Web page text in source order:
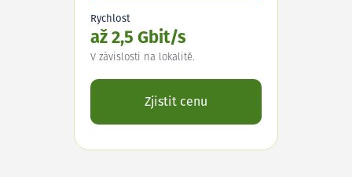
Rychlost
až 2,5 Gbit/s
V závislosti na lokalitě.
Zjistit cenu